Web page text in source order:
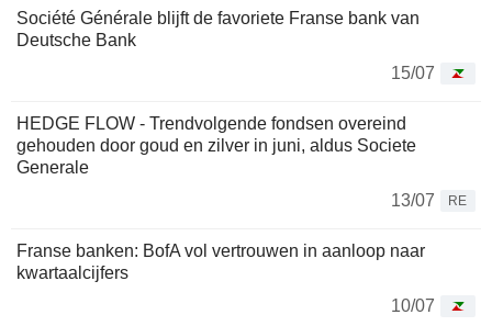
Société Générale blijft de favoriete Franse bank van
Deutsche Bank
15/07
HEDGE FLOW - Trendvolgende fondsen overeind
gehouden door goud en zilver in juni, aldus Societe
Generale
13/07
RE
Franse banken: BofA vol vertrouwen in aanloop naar
kwartaalcijfers
10/07